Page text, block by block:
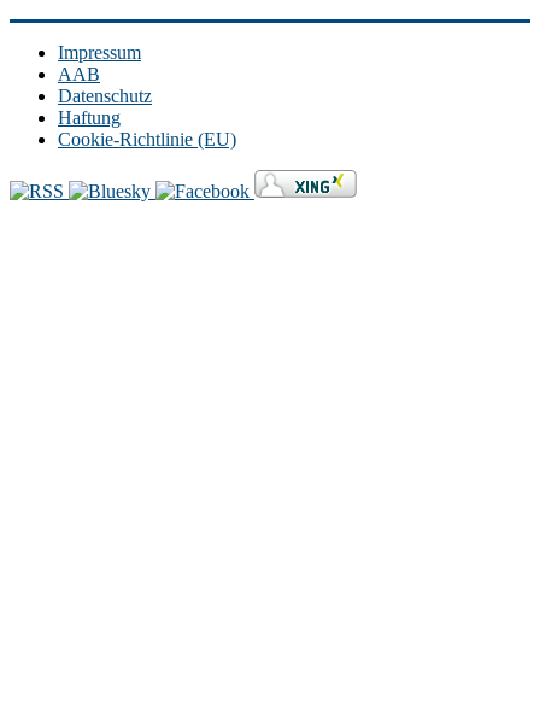
Impressum
AAB
Datenschutz
Haftung
Cookie-Richtlinie (EU)